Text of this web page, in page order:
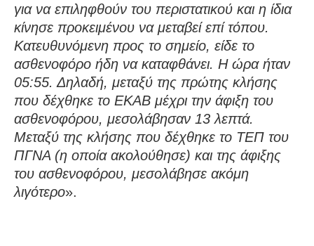
για να επιληφθούν του περιστατικού και η ίδια
κίνησε προκειμένου να μεταβεί επί τόπου.
Κατευθυνόμενη προς το σημείο, είδε το
ασθενοφόρο ήδη να καταφθάνει. Η ώρα ήταν
05:55. Δηλαδή, μεταξύ της πρώτης κλήσης
που δέχθηκε το ΕΚΑΒ μέχρι την άφιξη του
ασθενοφόρου, μεσολάβησαν 13 λεπτά.
Μεταξύ της κλήσης που δέχθηκε το ΤΕΠ του
ΠΓΝΑ (η οποία ακολούθησε) και της άφιξης
του ασθενοφόρου, μεσολάβησε ακόμη
λιγότερο».